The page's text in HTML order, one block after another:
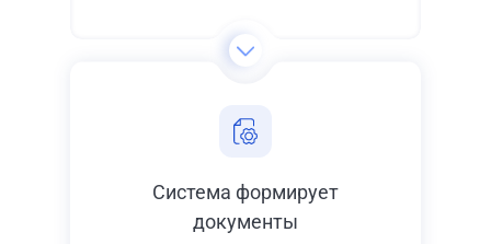
Система формирует
документы